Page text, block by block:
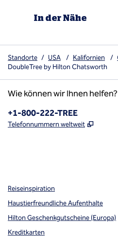
In der Nähe
Standorte / USA / Kalifornien /
DoubleTree by Hilton Chatsworth
Wie können wir Ihnen helfen?
Telefon:
+1-800-222-TREE
Telefonnummern weltweit ,
Reiseinspiration
Haustierfreundliche Aufenthalte
Hilton Geschenkgutscheine (Europa)
Kreditkarten